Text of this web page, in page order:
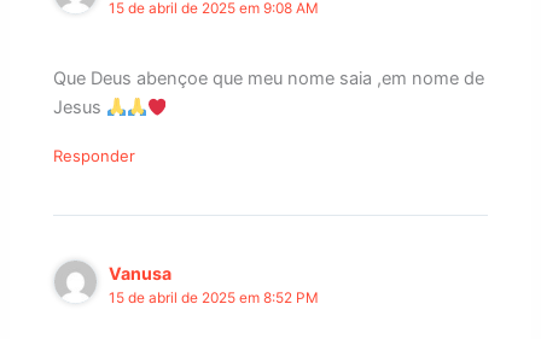
15 de abril de 2025 em 9:08 AM
Que Deus abençoe que meu nome saia ,em nome de
Jesus
Responder
Vanusa
15 de abril de 2025 em 8:52 PM